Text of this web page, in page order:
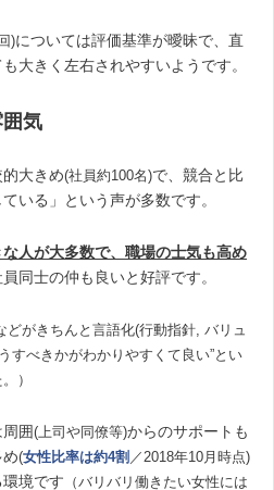
)については評価基準が曖昧で、直
大きく左右されやすいようです。
気
大きめ(社員約100名)で、競合と比
いる」という声が多数です。
人が大多数で、職場の士気も高め
同士の仲も良いと好評です。
どがきちんと言語化(行動指針, バリュ
すべきかがわかりやすくて良い”とい
）
囲(上司や同僚等)からのサポートも
(女性比率は約4割 ／2018年10月時点)
境です （バリバリ働きたい女性には